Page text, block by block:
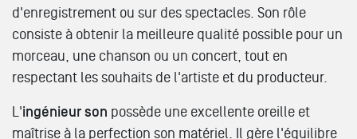
d'enregistrement ou sur des spectacles. Son rôle
consiste à obtenir la meilleure qualité possible pour un
morceau, une chanson ou un concert, tout en
respectant les souhaits de l'artiste et du producteur.
L'ingénieur son possède une excellente oreille et
maîtrise à la perfection son matériel. Il gère l'équilibre